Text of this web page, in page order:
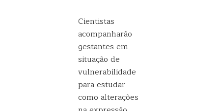
Cientistas
acompanharão
gestantes em
situação de
vulnerabilidade
para estudar
como alterações